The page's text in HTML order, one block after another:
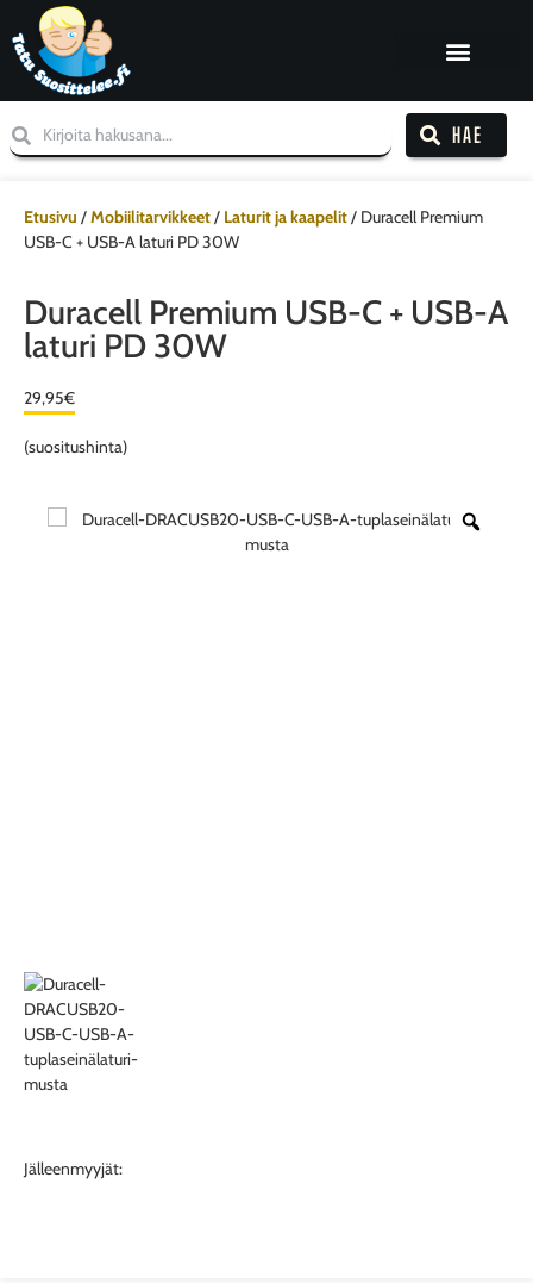
HAE
Etusivu /Mobiilitarvikkeet/ Laturit ja kaapelit/ Duracell Premium
USB-C + USB-A laturi PD 30W
Duracell Premium USB-C + USB-A
laturi PD 30W
29,95€
(suositushinta)
Jälleenmyyjät: